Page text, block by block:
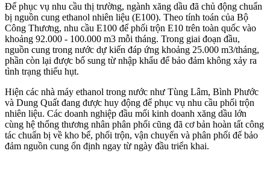
Để phục vụ nhu cầu thị trường, ngành xăng dầu đã chủ động chuẩn
bị nguồn cung ethanol nhiên liệu (E100). Theo tính toán của Bộ
Công Thương, nhu cầu E100 để phối trộn E10 trên toàn quốc vào
khoảng 92.000 - 100.000 m3 mỗi tháng. Trong giai đoạn đầu,
nguồn cung trong nước dự kiến đáp ứng khoảng 25.000 m3/tháng,
phần còn lại được bổ sung từ nhập khẩu để bảo đảm không xảy ra
tình trạng thiếu hụt.
Hiện các nhà máy ethanol trong nước như Tùng Lâm, Bình Phước
và Dung Quất đang được huy động để phục vụ nhu cầu phối trộn
nhiên liệu. Các doanh nghiệp đầu mối kinh doanh xăng dầu lớn
cùng hệ thống thương nhân phân phối cũng đã cơ bản hoàn tất công
tác chuẩn bị về kho bể, phối trộn, vận chuyển và phân phối để bảo
đảm nguồn cung ổn định ngay từ ngày đầu triển khai.